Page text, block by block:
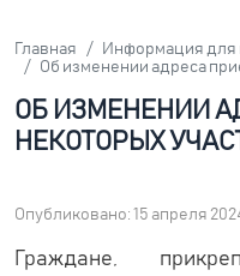
Главная Информация для
Об изменении адреса
ОБ ИЗМЕНЕНИИ
НЕКОТОРЫХ
Опубликовано: 15 апреля
Граждане,